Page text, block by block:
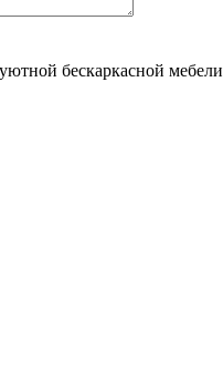
бескаркасной мебели